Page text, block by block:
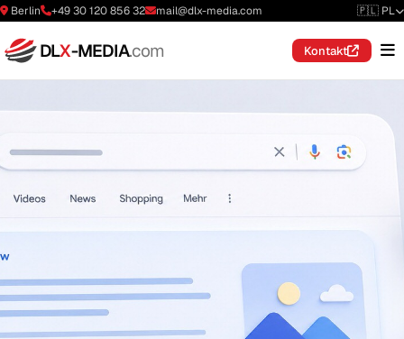
Berlin +49 30 120 856 32 mail@dlx-media.com 🇵🇱 PL
DLX-MEDIA.com Kontakt